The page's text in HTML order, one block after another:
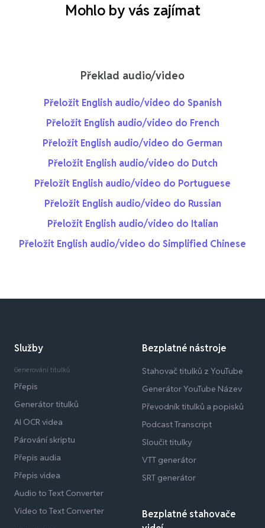
Mohlo by vás zajímat
Překlad audio/video
Přeložit English audio/video do Spanish
Přeložit English audio/video do French
Přeložit English audio/video do German
Přeložit English audio/video do Dutch
Přeložit English audio/video do Portuguese
Přeložit English audio/video do Russian
Přeložit English audio/video do Italian
Přeložit English audio/video do Simplified Chinese
Služby
Generování titulků
Přepis
Generátor titulků
AI OCR videa
Párování skriptu
Přepis audia
Přepis videa
Audio to Text Converter
Video to Text Converter
Bezplatné nástroje
Stahovač titulků z YouTube
Generátor YouTube Název
Převodník titulků a popisků
Podcast Transcript
Sloučit titulky
VTT generátor
SRT generátor
Bezplatné stahovače